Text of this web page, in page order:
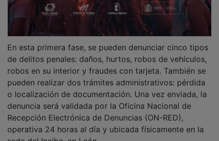
de delitos penales: daños, hurtos, robos de vehículos,
robos en su interior y fraudes con tarjeta. También se
pueden realizar dos trámites administrativos: pérdida
o localización de documentación. Una vez enviada, la
denuncia será validada por la Oficina Nacional de
Recepción Electrónica de Denuncias (ON-RED),
operativa 24 horas al día y ubicada físicamente en la
sede del Incibe, en León.